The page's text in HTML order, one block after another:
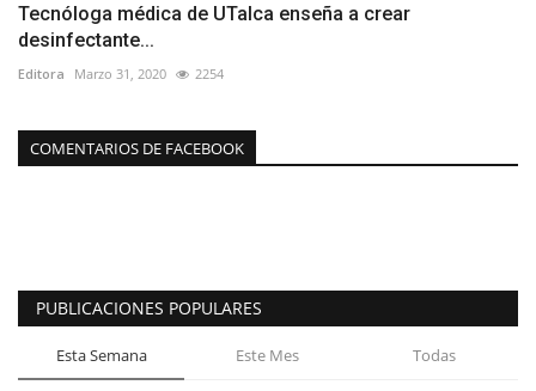
Tecnóloga médica de UTalca enseña a crear
desinfectante...
Editora Marzo 31, 2020 2254
COMENTARIOS DE FACEBOOK
PUBLICACIONES POPULARES
Esta Semana Este Mes Todas